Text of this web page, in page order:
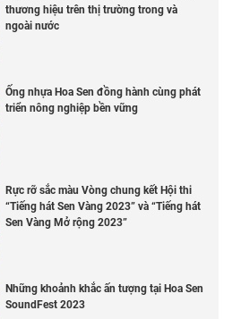
thương hiệu trên thị trường trong và
ngoài nước
Ống nhựa Hoa Sen đồng hành cùng phát
triển nông nghiệp bền vững
Rực rỡ sắc màu Vòng chung kết Hội thi
“Tiếng hát Sen Vàng 2023” và “Tiếng hát
Sen Vàng Mở rộng 2023”
Những khoảnh khắc ấn tượng tại Hoa Sen
SoundFest 2023